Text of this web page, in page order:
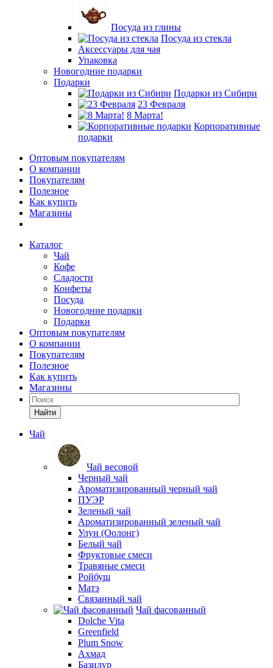
Посуда из глины
Посуда из стекла
Аксессуары для чая
Упаковка
Новогодние подарки
Подарки
Подарки из Сибири
23 Февраля
8 Марта!
Корпоративные
подарки
Оптовым покупателям
О компании
Покупателям
Полезное
Как купить
Магазины
Каталог
Чай
Кофе
Сладости
Конфеты
Посуда
Новогодние подарки
Подарки
Оптовым покупателям
О компании
Покупателям
Полезное
Как купить
Магазины
Найти
Чай
Чай весовой
Черный чай
Ароматизированный черный чай
ПУЭР
Зеленый чай
Ароматизированный зеленый чай
Улун (Оолонг)
Белый чай
Фруктовые смеси
Травяные смеси
Ройбуш
Матэ
Связанный чай
Чай фасованный
Dolche Vita
Greenfield
Plum Snow
Ахмад
Базилур